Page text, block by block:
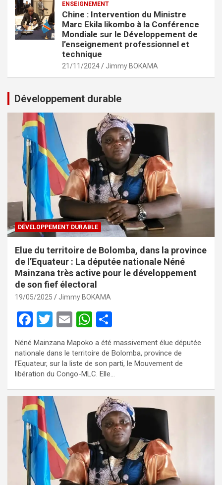
ENSEIGNEMENT
Chine : Intervention du Ministre
Marc Ekila likombo à la Conférence
Mondiale sur le Développement de
l’enseignement professionnel et
technique
21/11/2024 Jimmy BOKAMA
Développement durable
DÉVELOPPEMENT DURABLE
Elue du territoire de Bolomba, dans la province
de l’Equateur : La députée nationale Néné
Mainzana très active pour le développement
de son fief électoral
19/05/2025 Jimmy BOKAMA
F
a
ce
b
o
o
k
T
wi
tt
er
E
m
ail
W
at
s
A
p
p
ta
g
er
Néné Mainzana Mapoko a été massivement élue députée
nationale dans le territoire de Bolomba, province de
l’Equateur, sur la liste de son parti, le Mouvement de
libération du Congo-MLC. Elle…